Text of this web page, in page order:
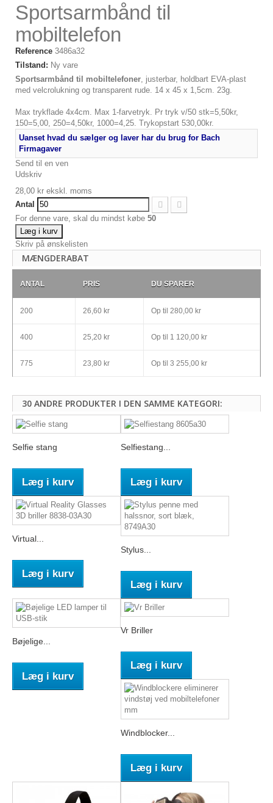
Sportsarmbånd til
mobiltelefon
Reference 3486a32
Tilstand: Ny vare
Sportsarmbånd til mobiltelefoner, justerbar, holdbart EVA-plast
med velcrolukning og transparent rude. 14 x 45 x 1,5cm. 23g.
Max trykflade 4x4cm. Max 1-farvetryk. Pr tryk v/50 stk=5,50kr,
150=5,00, 250=4,50kr, 1000=4,25. Trykopstart 530,00kr.
Uanset hvad du sælger og laver har du brug for Bach
Firmagaver
Send til en ven
Udskriv
28,00 kr ekskl. moms
Antal
For denne vare, skal du mindst købe 50
Læg i kurv
Skriv på ønskelisten
MÆNGDERABAT
ANTAL PRIS DU SPARER
200 26,60 kr Op til 280,00 kr
400 25,20 kr Op til 1 120,00 kr
775 23,80 kr Op til 3 255,00 kr
30 ANDRE PRODUKTER I DEN SAMME KATEGORI:
Selfie stang
Læg i kurv
Selfiestang...
Læg i kurv
Virtual...
Læg i kurv
Stylus...
Læg i kurv
Bøjelige...
Læg i kurv
Vr Briller
Læg i kurv
Windblocker...
Læg i kurv